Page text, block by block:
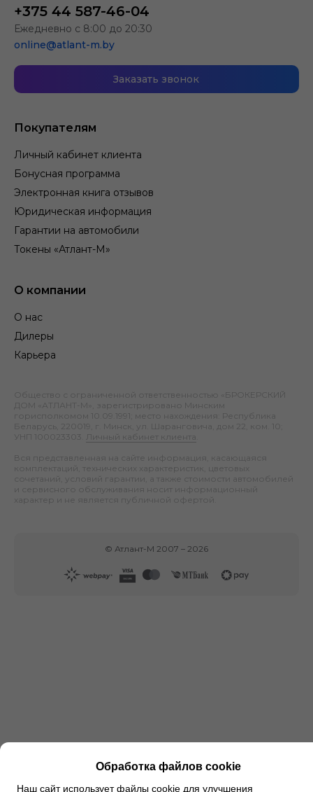
Покупателям
Личный кабинет клиента
Бонусная программа
Электронная книга отзывов
Юридическая информация
Гарантии на автомобили
Токены «Атлант-М»
О компании
О нас
Дилеры
Карьера
+375 44 587-46-04
Ежедневно с 8:00 до 20:30
online@atlant-m.by
Заказать звонок
Общество с ограниченной ответственностью «БРОКЕРСКИЙ
ДОМ «АТЛАНТ-М», зарегистрировано Минским
горисполкомом 10.09.1991; место нахождения: Республика
Беларусь, 220019, г. Минск, ул. Шаранговича, дом 22, ком. 10;
УНП 100023303.
Личный кабинет клиента
Вся представленная на сайте информация, касающаяся
комплектаций, технических характеристик, цветовых
сочетаний, условий гарантии, а также стоимости автомобилей
и сервисного обслуживания носит информационный
характер и не является публичной офертой.
© Атлант-М 2007 – 2026
Обработка файлов cookie
Наш сайт использует файлы cookie для улучшения